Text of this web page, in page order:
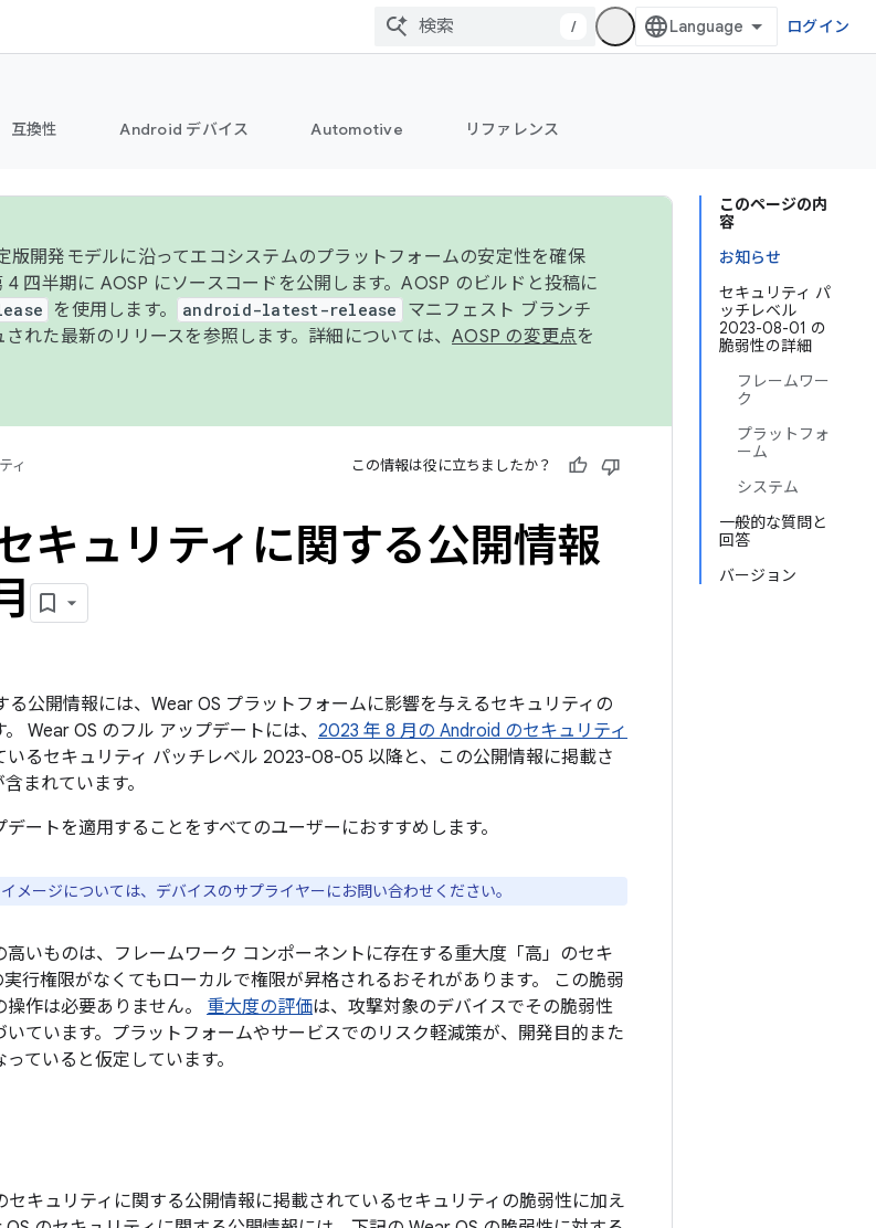
/ ログイン
互換性 Android デバイス Automotive リファレンス
このページの内
容
お知らせ
セキュリティ パ
ッチレベル
2023-08-01 の
脆弱性の詳細
フレームワー
ク
プラットフォ
ーム
システム
一般的な質問と
回答
バージョン
版開発モデルに沿ってエコシステムのプラットフォームの安定性を確保
四半期に AOSP にソースコードを公開します。AOSP のビルドと投稿に
を使用します。 android-latest-release
マニフェスト ブランチ
れた最新のリリースを参照します。詳細については、 AOSP の変更点を
ィ この情報は役に立ちましたか？
キュリティに関する公開情報
る公開情報には、Wear OS プラットフォームに影響を与えるセキュリティの
Wear OS のフル アップデートには、 2023 年 8 月の Android のセキュリティ
いるセキュリティ パッチレベル 2023-08-05 以降と、この公開情報に掲載さ
まれています。
ートを適用することをすべてのユーザーにおすすめします。
メージについては、デバイスのサプライヤーにお問い合わせください。
いものは、フレームワーク コンポーネントに存在する重大度「高」のセキ
行権限がなくてもローカルで権限が昇格されるおそれがあります。 この脆弱
作は必要ありません。 重大度の評価は、攻撃対象のデバイスでその脆弱性
ています。プラットフォームやサービスでのリスク軽減策が、開発目的また
ていると仮定しています。
セキュリティに関する公開情報に掲載されているセキュリティの脆弱性に加え